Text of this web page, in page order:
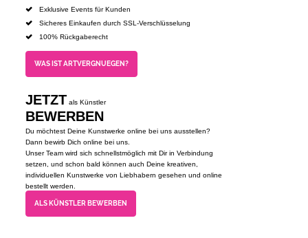
Exklusive Events für Kunden
Sicheres Einkaufen durch SSL-Verschlüsselung
100% Rückgaberecht
WAS IST ARTVERGNUEGEN?
JETZT als Künstler
BEWERBEN
Du möchtest Deine Kunstwerke online bei uns ausstellen?
Dann bewirb Dich online bei uns.
Unser Team wird sich schnellstmöglich mit Dir in Verbindung
setzen, und schon bald können auch Deine kreativen,
individuellen Kunstwerke von Liebhabern gesehen und online
bestellt werden.
ALS KÜNSTLER BEWERBEN